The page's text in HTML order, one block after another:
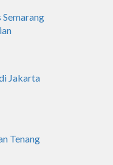
Jakarta
Tenang